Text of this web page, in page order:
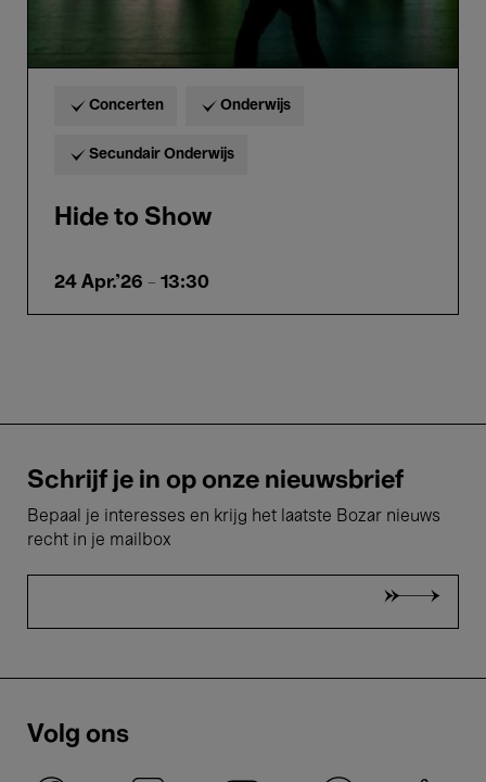
Concerten Onderwijs
Secundair Onderwijs
Hide to Show
24 Apr.'26 - 13:30
Schrijf je in op onze nieuwsbrief
Bepaal je interesses en krijg het laatste Bozar nieuws
recht in je mailbox
Volg ons